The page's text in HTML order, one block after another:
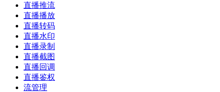
直播推流
直播播放
直播转码
直播水印
直播录制
直播截图
直播回调
直播鉴权
流管理